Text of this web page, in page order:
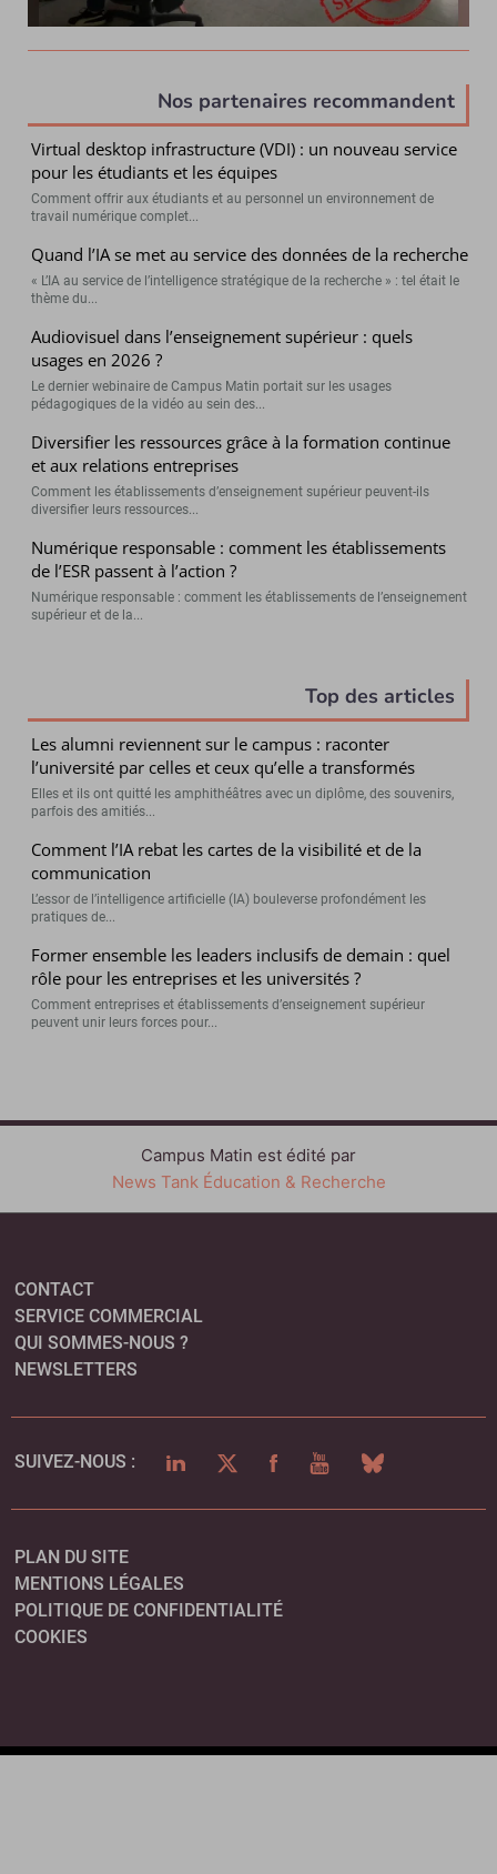
Nos partenaires recommandent
Virtual desktop infrastructure (VDI) : un nouveau service
pour les étudiants et les équipes
Comment offrir aux étudiants et au personnel un environnement de
travail numérique complet...
Quand l’IA se met au service des données de la recherche
« L’IA au service de l’intelligence stratégique de la recherche » : tel était le
thème du...
Audiovisuel dans l’enseignement supérieur : quels
usages en 2026 ?
Le dernier webinaire de Campus Matin portait sur les usages
pédagogiques de la vidéo au sein des...
Diversifier les ressources grâce à la formation continue
et aux relations entreprises
Comment les établissements d’enseignement supérieur peuvent-ils
diversifier leurs ressources...
Numérique responsable : comment les établissements
de l’ESR passent à l’action ?
Numérique responsable : comment les établissements de l’enseignement
supérieur et de la...
Top des articles
Les alumni reviennent sur le campus : raconter
l’université par celles et ceux qu’elle a transformés
Elles et ils ont quitté les amphithéâtres avec un diplôme, des souvenirs,
parfois des amitiés...
Comment l’IA rebat les cartes de la visibilité et de la
communication
L’essor de l’intelligence artificielle (IA) bouleverse profondément les
pratiques de...
Former ensemble les leaders inclusifs de demain : quel
rôle pour les entreprises et les universités ?
Comment entreprises et établissements d’enseignement supérieur
peuvent unir leurs forces pour...
Campus Matin est édité par
News Tank Éducation & Recherche
CONTACT
SERVICE COMMERCIAL
QUI SOMMES-NOUS ?
NEWSLETTERS
SUIVEZ-NOUS : LINKEDINTWITTERFACEBOOKYOUTUBEBLUESKY
PLAN DU SITE
MENTIONS LÉGALES
POLITIQUE DE CONFIDENTIALITÉ
COOKIES